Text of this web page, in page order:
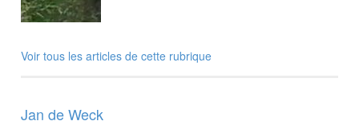
Voir tous les articles de cette rubrique
Jan de Weck